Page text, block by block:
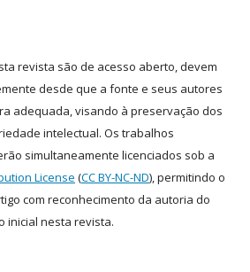
revista são de acesso aberto, devem
desde que a fonte e seus autores
adequada, visando à preservação dos
intelectual. Os trabalhos
simultaneamente licenciados sob a
License (CC BY-NC-ND), permitindo o
com reconhecimento da autoria do
inicial nesta revista.